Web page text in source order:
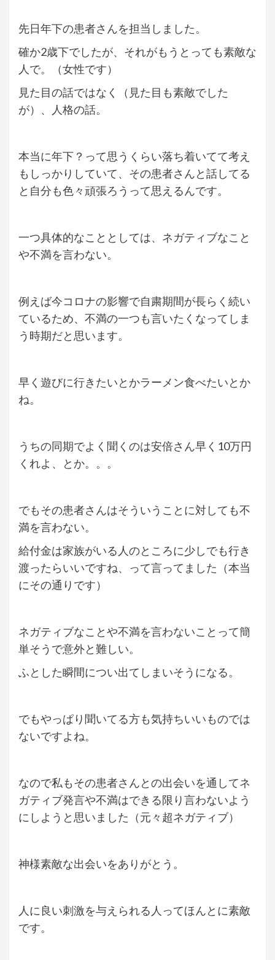
先日年下の患者さんを担当しました。
確か2歳下でしたが、それがもうとっても素敵な
人で。（女性です）
見た目の話ではなく（見た目も素敵でした
が）、人格の話。
本当に年下？って思うくらい落ち着いてて考え
もしっかりしていて、その患者さんと話してる
と自分も色々頑張ろうって思えるんです。
一つ具体的なこととしては、 ネガティブなこと
や不満を言わない。
例えば今コロナの影響で自粛期間が長らく続い
ているため、不満の一つも言いたくなってしま
う時期だと思います。
早く遊びに行きたいとかラーメン食べたいとか
ね。
うちの同期でよく聞くのは安倍さん早く10万円
くれよ、とか。。。
でもその患者さんはそういうことに対しても不
満を言わない。
給付金は家族がいる人のところに少しでも行き
渡ったらいいですね、って言ってました（本当
にその通りです）
ネガティブなことや不満を言わないことって簡
単そうで意外と難しい。
ふとした瞬間につい出てしまいそうになる。
でもやっぱり聞いてる方も気持ちいいものでは
ないですよね。
なので私もその患者さんとの出会いを通してネ
ガティブ発言や不満はできる限り言わないよう
にしようと思いました（元々超ネガティブ）
神様素敵な出会いをありがとう。
人に良い刺激を与えられる人ってほんとに素敵
です。